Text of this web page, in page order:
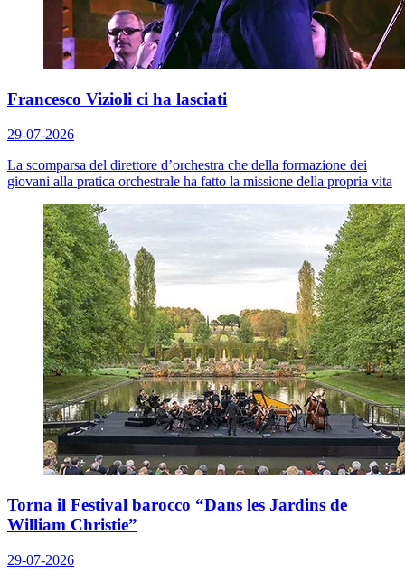
Francesco Vizioli ci ha lasciati
29-07-2026
La scomparsa del direttore d’orchestra che della formazione dei
giovani alla pratica orchestrale ha fatto la missione della propria vita
Torna il Festival barocco “Dans les Jardins de
William Christie”
29-07-2026